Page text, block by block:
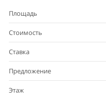
Площадь
Стоимость
Ставка
Предложение
Этаж